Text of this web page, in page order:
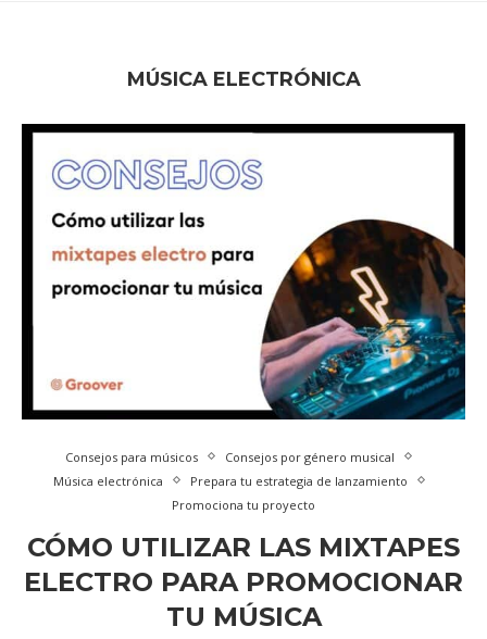
MÚSICA ELECTRÓNICA
Consejos para músicos
Consejos por género musical
Música electrónica
Prepara tu estrategia de lanzamiento
Promociona tu proyecto
CÓMO UTILIZAR LAS MIXTAPES
ELECTRO PARA PROMOCIONAR
TU MÚSICA